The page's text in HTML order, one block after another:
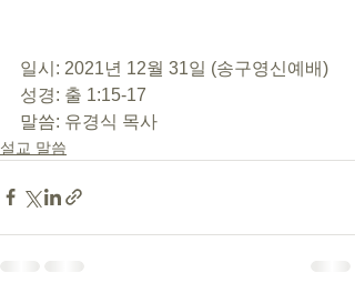
일시: 2021년 12월 31일 (송구영신예배)
성경: 출 1:15-17
말씀: 유경식 목사
설교 말씀